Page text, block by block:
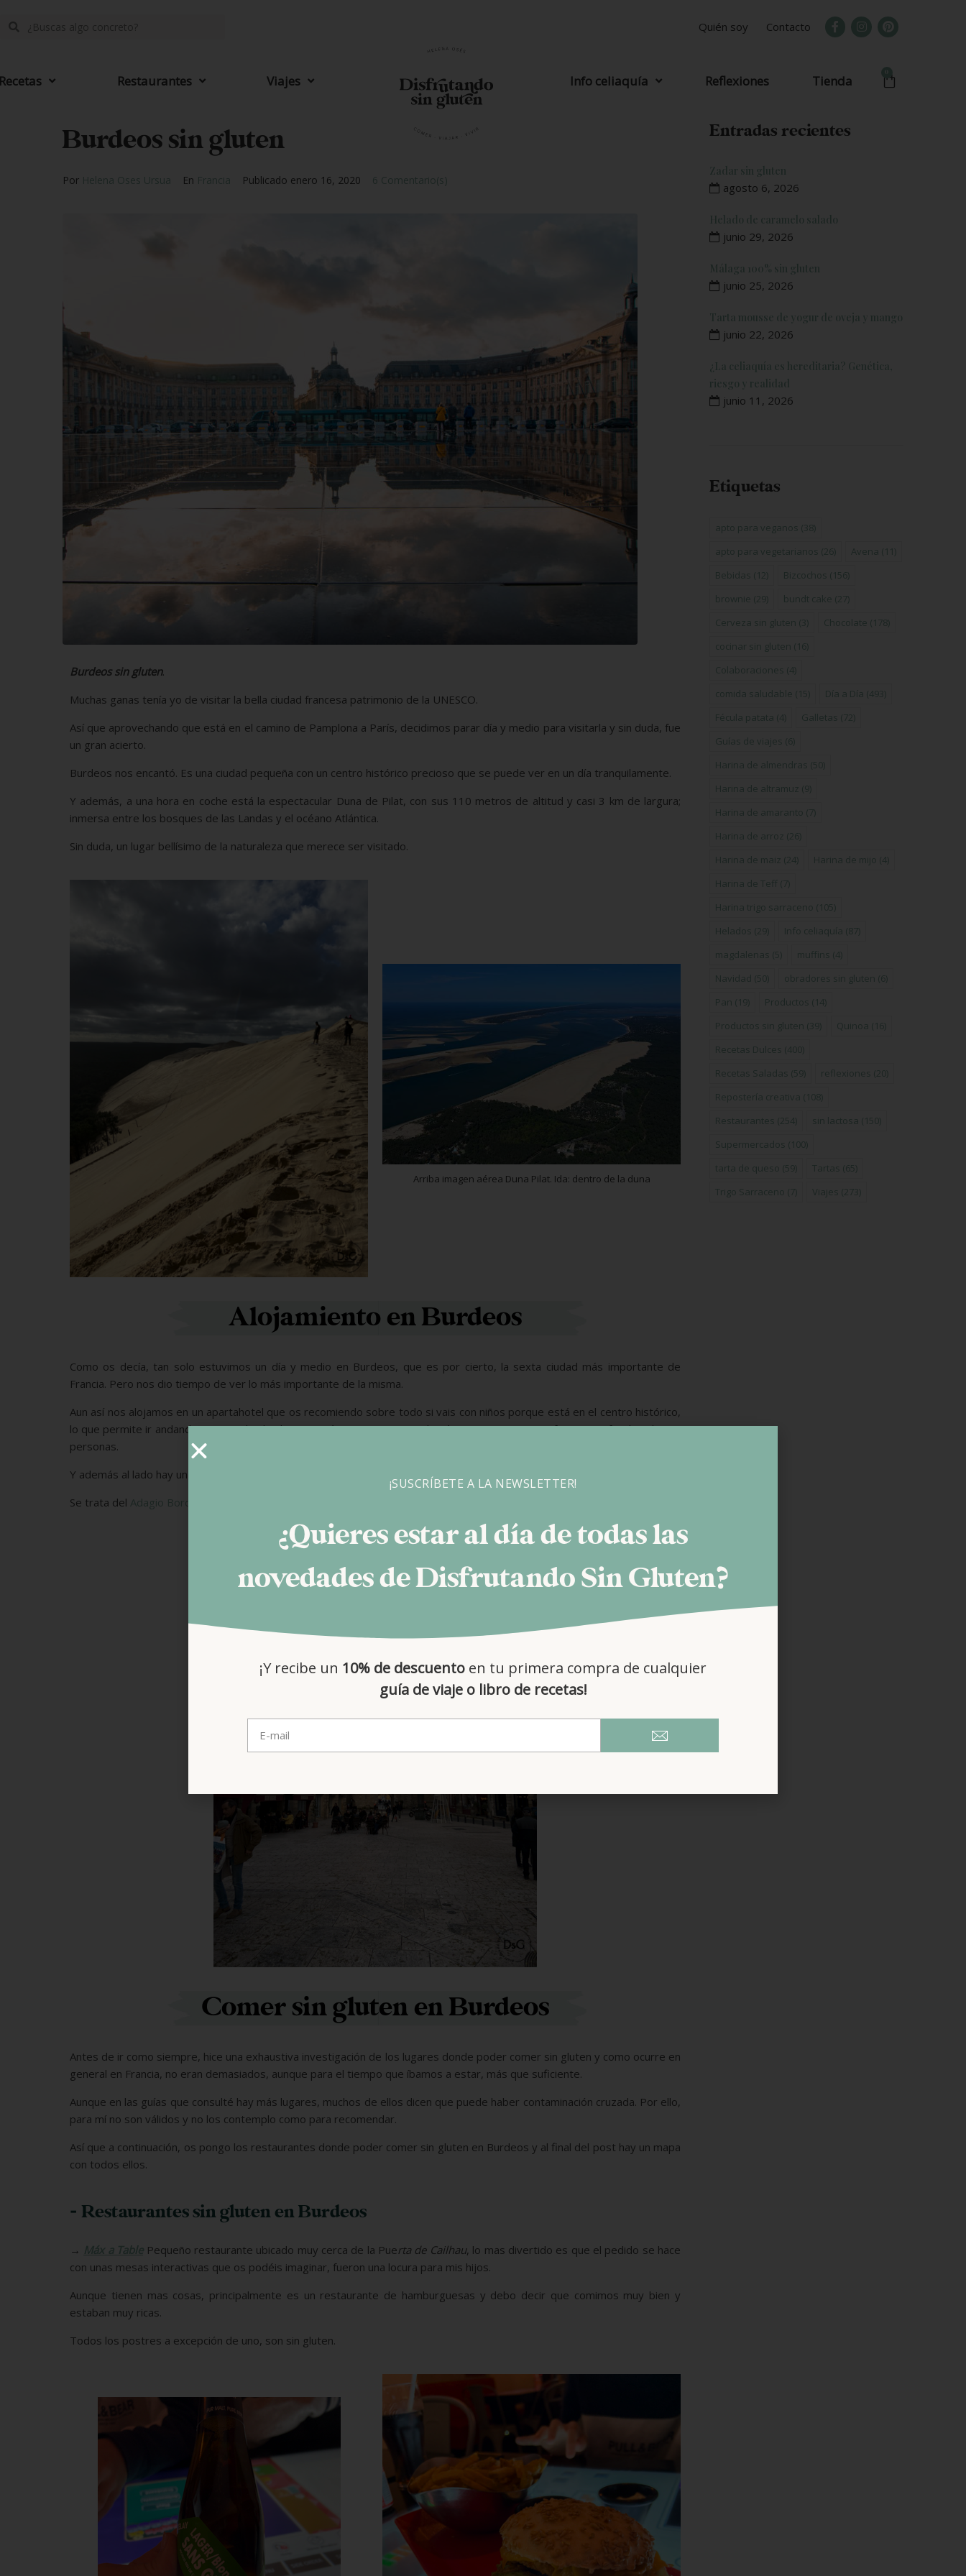
Quién soy Contacto
Restaurantes Viajes Info celiaquía Reflexiones Tienda
Burdeos sin gluten
Por Helena Oses Ursua En Francia Publicado enero 16, 2020 6 Comentario(s)
Burdeos sin gluten.
Muchas ganas tenía yo de visitar la bella ciudad francesa patrimonio de la UNESCO.
Así que aprovechando que está en el camino de Pamplona a París, decidimos parar día y medio para visitarla y sin duda, fue
un gran acierto.
Burdeos nos encantó. Es una ciudad pequeña con un centro histórico precioso que se puede ver en un día tranquilamente.
Y además, a una hora en coche está la espectacular Duna de Pilat, con sus 110 metros de altitud y casi 3 km de largura;
inmersa entre los bosques de las Landas y el océano Atlántica.
Sin duda, un lugar bellísimo de la naturaleza que merece ser visitado.
Arriba imagen aérea Duna Pilat. Ida: dentro de la duna
Alojamiento en Burdeos
Como os decía, tan solo estuvimos un día y medio en Burdeos, que es por cierto, la sexta ciudad más importante de
Francia. Pero nos dio tiempo de ver lo más importante de la misma.
Aun así nos alojamos en un apartahotel que os recomiendo sobre todo si vais con niños porque está en el centro histórico,
lo que permite ir andando a casi todos los lugares más importantes y además es espacioso y perfecto para familias de 4-5
personas.
Y además al lado hay un centro comercial con un supermercado Auchan enorme donde encontrareis productos sin gluten.
Se trata del Adagio Bordeaux Centre Gambetta
Comer sin gluten en Burdeos
Antes de ir como siempre, hice una exhaustiva investigación de los lugares donde poder comer sin gluten y como ocurre en
general en Francia, no eran demasiados, aunque para el tiempo que íbamos a estar, más que suficiente.
Aunque en las guías que consulté hay más lugares, muchos de ellos dicen que puede haber contaminación cruzada. Por ello,
para mí no son válidos y no los contemplo como para recomendar.
Así que a continuación, os pongo los restaurantes donde poder comer sin gluten en Burdeos y al final del post hay un mapa
con todos ellos.
- Restaurantes sin gluten en Burdeos
→ Máx aTable Pequeño restaurante ubicado muy cerca de la Puerta de Cailhau, lo mas divertido es que el pedido se hace
con unas mesas interactivas que os podéis imaginar, fueron una locura para mis hijos.
Aunque tienen mas cosas, principalmente es un restaurante de hamburguesas y debo decir que comimos muy bien y
estaban muy ricas.
Todos los postres a excepción de uno, son sin gluten.
Entradas recientes
Zadar sin gluten
agosto 6, 2026
Helado de caramelo salado
junio 29, 2026
Málaga 100% sin gluten
junio 25, 2026
Tarta mousse de yogur de oveja y mango
junio 22, 2026
¿La celiaquía es hereditaria? Genética,
riesgo y realidad
junio 11, 2026
Etiquetas
apto para veganos (38)
apto para vegetarianos (26) Avena (11)
Bebidas (12) Bizcochos (156)
brownie (29) bundt cake (27)
Cerveza sin gluten (3) Chocolate (178)
cocinar sin gluten (16)
Colaboraciones (4)
comida saludable (15) Día a Día (493)
Fécula patata (4) Galletas (72)
Guías de viajes (6)
Harina de almendras (50)
Harina de altramuz (9)
Harina de amaranto (7)
Harina de arroz (26)
Harina de maiz (24) Harina de mijo (4)
Harina de Teff (7)
Harina trigo sarraceno (105)
Helados (29) Info celiaquía (87)
magdalenas (5) muffins (4)
Navidad (50) obradores sin gluten (6)
Pan (19) Productos (14)
Productos sin gluten (39) Quinoa (16)
Recetas Dulces (400)
Recetas Saladas (59) reflexiones (20)
Repostería creativa (108)
Restaurantes (254) sin lactosa (150)
Supermercados (100)
tarta de queso (59) Tartas (65)
Trigo Sarraceno (7) Viajes (273)
¡SUSCRÍBETE A LA NEWSLETTER!
¿Quieres estar al día de todas las
novedades de Disfrutando Sin Gluten?
¡Y recibe un 10% de descuento en tu primera compra de cualquier
guía de viaje o libro de recetas!